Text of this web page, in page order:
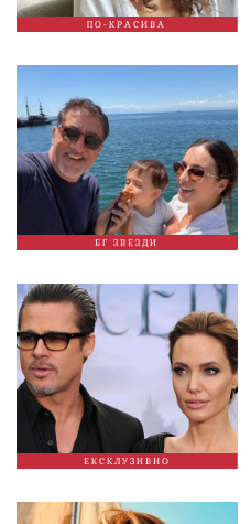
ПО-КРАСИВА
БГ ЗВЕЗДИ
ЕКСКЛУЗИВНО